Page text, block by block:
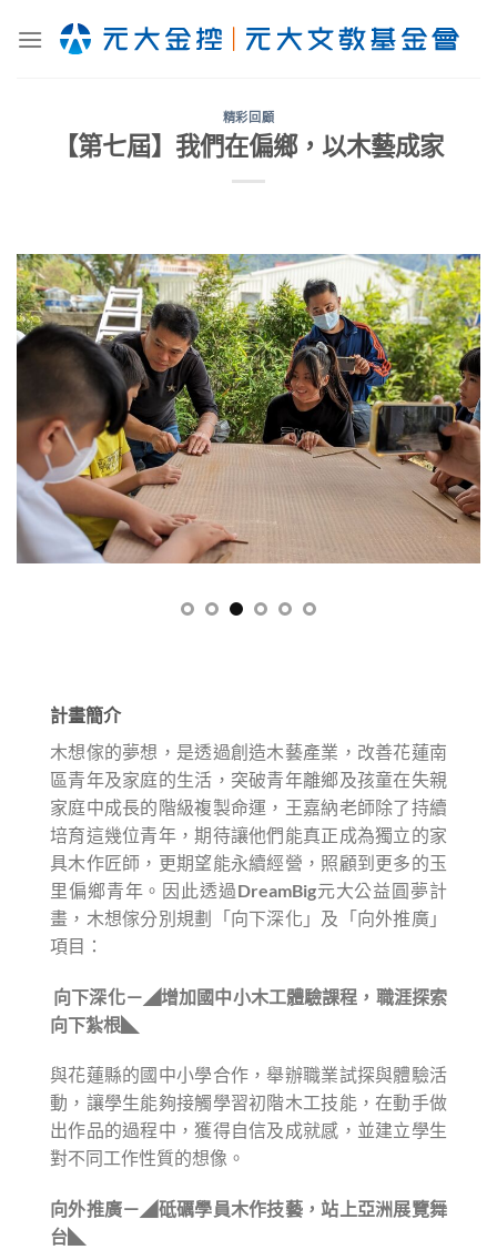
精彩回顧
【第七屆】我們在偏鄉，以木藝成家
計畫簡介
木想傢的夢想，是透過創造木藝產業，改善花蓮南
區青年及家庭的生活，突破青年離鄉及孩童在失親
家庭中成長的階級複製命運，王嘉納老師除了持續
培育這幾位青年，期待讓他們能真正成為獨立的家
具木作匠師，更期望能永續經營，照顧到更多的玉
里偏鄉青年。因此透過DreamBig元大公益圓夢計
畫，木想傢分別規劃「向下深化」及「向外推廣」
項目：
向下深化－◢增加國中小木工體驗課程，職涯探索
向下紮根◣
與花蓮縣的國中小學合作，舉辦職業試探與體驗活
動，讓學生能夠接觸學習初階木工技能，在動手做
出作品的過程中，獲得自信及成就感，並建立學生
對不同工作性質的想像。
向外推廣－◢砥礪學員木作技藝，站上亞洲展覽舞
台◣